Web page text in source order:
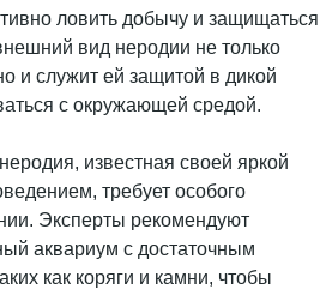
ловить добычу и защищаться
вид неродии не только
и служит ей защитой в дикой
с окружающей средой.
известная своей яркой
требует особого
Эксперты рекомендуют
аквариум с достаточным
как коряги и камни, чтобы